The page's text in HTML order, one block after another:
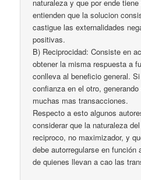
naturaleza y que por ende
entienden que la solucion
castigue las externalidades
positivas.
B) Reciprocidad: Consiste en
obtener la misma respuesta a
conlleva al beneficio general.
confianza en el otro,
muchas mas transacciones.
Respecto a esto algunos
considerar que la naturaleza
reciproco, no maximizador, y
debe autorregularse en
de quienes llevan a cao las